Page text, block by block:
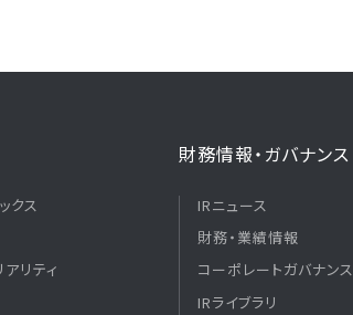
クス
リティ
財務情報・ガバナンス
IRニュース
財務・業績情報
コーポレートガバナンス
IRライブラリ